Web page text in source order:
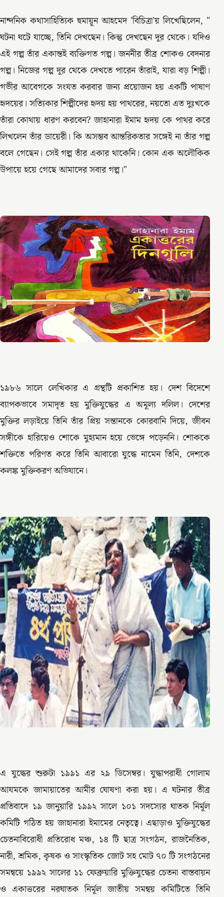
নান্দনিক কথাসাহিত্যিক হুমায়ূন আহমেদ 'বিচিত্রা'য় লিখেছিলেন, "
ঘটনা ঘটে যাচ্ছে, তিনি দেখছেন। কিন্তু দেখছেন দূর থেকে। যদিও
এই গল্প তাঁর একান্তই ব্যক্তিগত গল্প। জননীর তীব্র শোকও বেদনার
গল্প। নিজের গল্প দূর থেকে দেখতে পারেন তাঁরাই, যারা বড় শিল্পী।
গভীর আবেগকে সংযত করবার জন্য প্রয়োজন হয় একটি পাষাণ
হৃদয়ের। সত্যিকার শিল্পীদের হৃদয় হয় পাথরের, নয়তো এত দুঃখকে
তাঁরা কোথায় ধারণ করবেন? জাহানারা ইমাম হৃদয় কে পাথর করে
লিখলেন তাঁর ডায়েরী। কি অসম্ভব আন্তরিকতার সঙ্গেই না তাঁর গল্প
বলে গেছেন। সেই গল্প তাঁর একার থাকেনি। কোন এক অলৌকিক
উপায়ে হয়ে গেছে আমাদের সবার গল্প।"
১৯৮৬ সালে লেখিকার এ গ্রন্থটি প্রকাশিত হয়। দেশ বিদেশে
ব্যাপকভাবে সমাদৃত হয় মুক্তিযুদ্ধের এ অমূল্য দলিল। দেশের
মুক্তির লড়াইয়ে তিনি তাঁর প্রিয় সন্তানকে কোরবানি দিয়ে, জীবন
সঙ্গীকে হারিয়েও শোকে মুহ্যমান হয়ে ভেঙ্গে পড়েননি। শোককে
শক্তিতে পরিণত করে তিনি আবারো যুদ্ধে নামেন তিনি, দেশকে
কলঙ্ক মুক্তিকরণ অভিযানে।
এ যুদ্ধের শুরুটা ১৯৯১ এর ২৯ ডিসেম্বর। যুদ্ধাপরাধী গোলাম
আযমকে জামায়াতের আমীর ঘোষণা করা হয়। এ ঘটনার তীব্র
প্রতিবাদে ১৯ জানুয়ারি ১৯৯২ সালে ১০১ সদস্যের ঘাতক নির্মূল
কমিটি গঠিত হয় জাহানারা ইমামের নেতৃত্বে। এছাড়াও মুক্তিযুদ্ধের
চেতনাবিরোধী প্রতিরোধ মঞ্চ, ১৪ টি ছাত্র সংগঠন, রাজনৈতিক,
নারী, শ্রমিক, কৃষক ও সাংস্কৃতিক জোট সহ মোট ৭০ টি সংগঠনের
সমন্বয়ে ১৯৯২ সালের ১১ ফেব্রুয়ারি মুক্তিযুদ্ধের চেতনা বাস্তবায়ন
ও একাত্তরের নরঘাতক নির্মূল জাতীয় সমন্বয় কমিটিতে তিনি